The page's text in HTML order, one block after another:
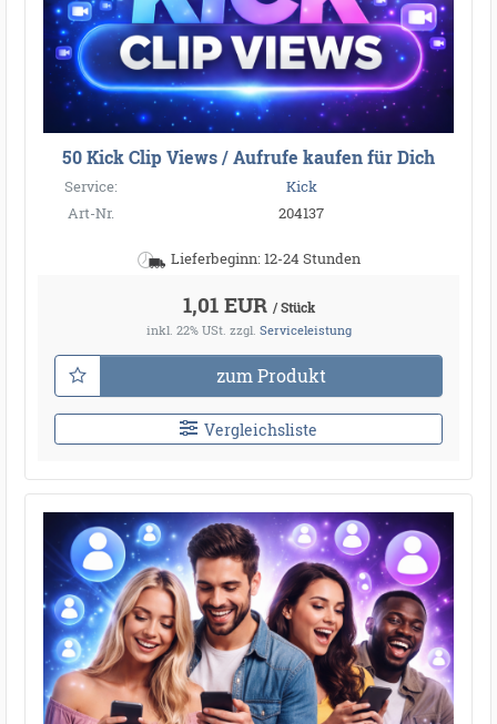
50 Kick Clip Views / Aufrufe kaufen für Dich
Service:
Kick
Art-Nr.
204137
Lieferbeginn: 12-24 Stunden
1,01 EUR / Stück
inkl. 22% USt. zzgl. Serviceleistung
zum Produkt
Vergleichsliste